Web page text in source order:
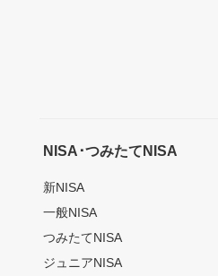
NISA･つみたてNISA
新NISA
一般NISA
つみたてNISA
ジュニアNISA